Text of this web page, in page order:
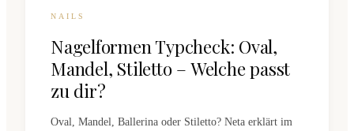
NAILS
Nagelformen Typcheck: Oval,
Mandel, Stiletto – Welche passt
zu dir?
Oval, Mandel, Ballerina oder Stiletto? Neta erklärt im